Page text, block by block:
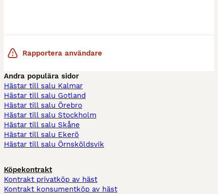
Rapportera användare
Andra populära sidor
Hästar till salu Kalmar
Hästar till salu Gotland
Hästar till salu Örebro
Hästar till salu Stockholm
Hästar till salu Skåne
Hästar till salu Ekerö
Hästar till salu Örnsköldsvik
Köpekontrakt
Kontrakt privatköp av häst
Kontrakt konsumentköp av häst